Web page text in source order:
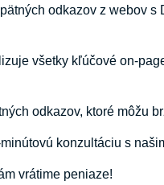
odkazov z webov s
všetky kľúčové on-
odkazov, ktoré môžu
konzultáciu s
vrátime peniaze!